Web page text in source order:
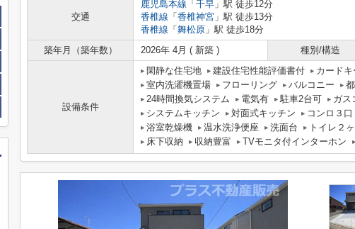
交通
鹿児島本線 「 千早 」駅 徒歩12分
香椎線 「 香椎神宮 」駅 徒歩13分
香椎線 「 舞松原 」駅 徒歩18分
築年月（築年数）
2026年 4月 ( 新築 ) 種別/構造
設備条件
閑静な住宅地 建設住宅性能評価書付 カードキ
室内洗濯機置場
フローリング バルコニー
24時間換気システム
電気有 駐車2台可 ガス
システムキッチン
対面式キッチン コンロ３口
浴室乾燥機
温水洗浄便座 洗面台 トイレ２
床下収納
収納豊富 TVモニタ付インターホン